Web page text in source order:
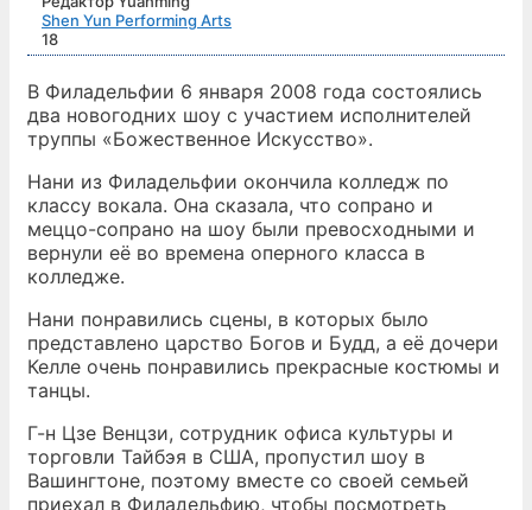
Shen Yun Performing Arts
18
В Филадельфии 6 января 2008 года состоялись
два новогодних шоу с участием исполнителей
труппы «Божественное Искусство».
Нани из Филадельфии окончила колледж по
классу вокала. Она сказала, что сопрано и
меццо-сопрано на шоу были превосходными и
вернули её во времена оперного класса в
колледже.
Нани понравились сцены, в которых было
представлено царство Богов и Будд, а её дочери
Келле очень понравились прекрасные костюмы и
танцы.
Г-н Цзе Венцзи, сотрудник офиса культуры и
торговли Тайбэя в США, пропустил шоу в
Вашингтоне, поэтому вместе со своей семьей
приехал в Филадельфию, чтобы посмотреть